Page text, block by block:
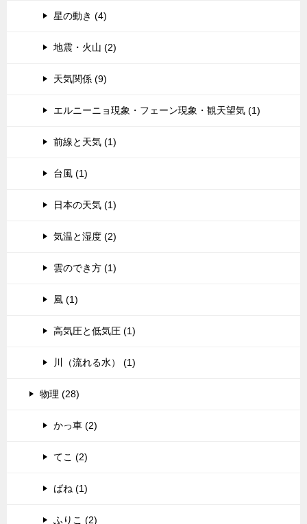
星の動き (4)
地震・火山 (2)
天気関係 (9)
エルニーニョ現象・フェーン現象・観天望気 (1)
前線と天気 (1)
台風 (1)
日本の天気 (1)
気温と湿度 (2)
雲のでき方 (1)
風 (1)
高気圧と低気圧 (1)
川（流れる水） (1)
物理 (28)
かっ車 (2)
てこ (2)
ばね (1)
ふりこ (2)